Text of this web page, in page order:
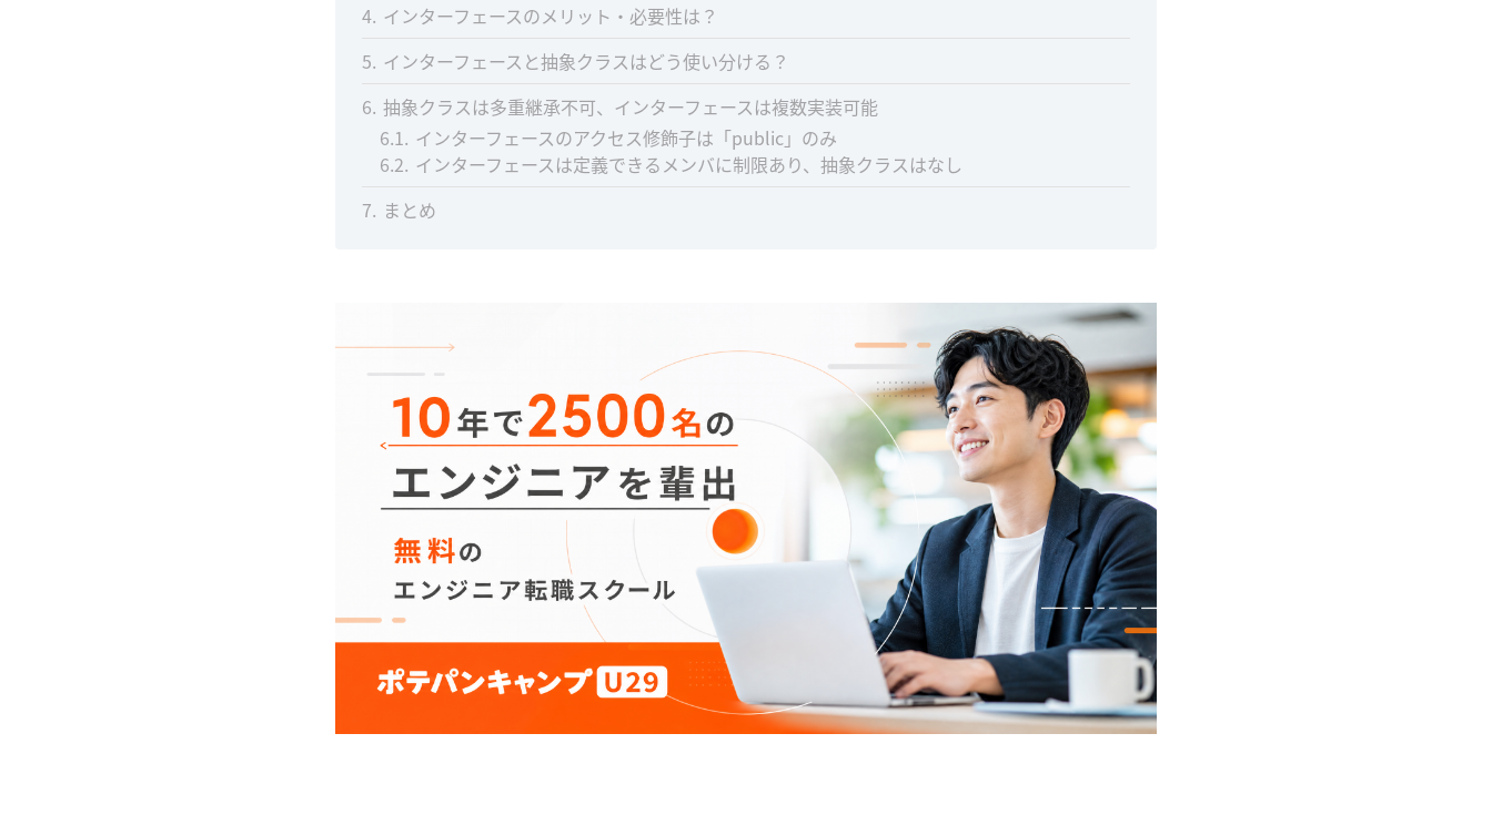
4 インターフェースのメリット・必要性は？
5 インターフェースと抽象クラスはどう使い分ける？
6 抽象クラスは多重継承不可、インターフェースは複数実装可能
6.1 インターフェースのアクセス修飾子は「public」のみ
6.2 インターフェースは定義できるメンバに制限あり、抽象クラスはなし
7 まとめ